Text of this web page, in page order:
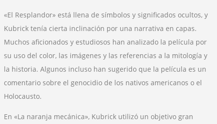
«El Resplandor» está llena de símbolos y significados ocultos, y
Kubrick tenía cierta inclinación por una narrativa en capas.
Muchos aficionados y estudiosos han analizado la película por
su uso del color, las imágenes y las referencias a la mitología y
la historia. Algunos incluso han sugerido que la película es un
comentario sobre el genocidio de los nativos americanos o el
Holocausto.
En «La naranja mecánica», Kubrick utilizó un objetivo gran